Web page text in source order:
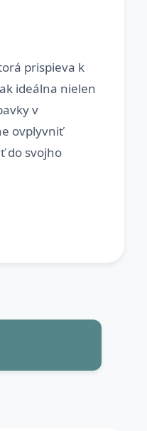
prispieva k
ideálna nielen
v
ovplyvniť
do svojho